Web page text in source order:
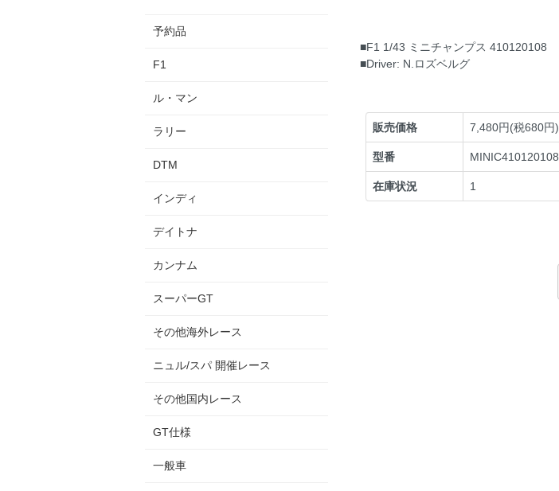
■F1 1/43 ミニチャンプス 410120108
■Driver: N.ロズベルグ
販売価格 7,480円(税680円)
型番 MINIC410120108
在庫状況 1
予約品
F1
ル・マン
ラリー
DTM
インディ
デイトナ
カンナム
スーパーGT
その他海外レース
ニュル/スパ 開催レース
その他国内レース
GT仕様
一般車